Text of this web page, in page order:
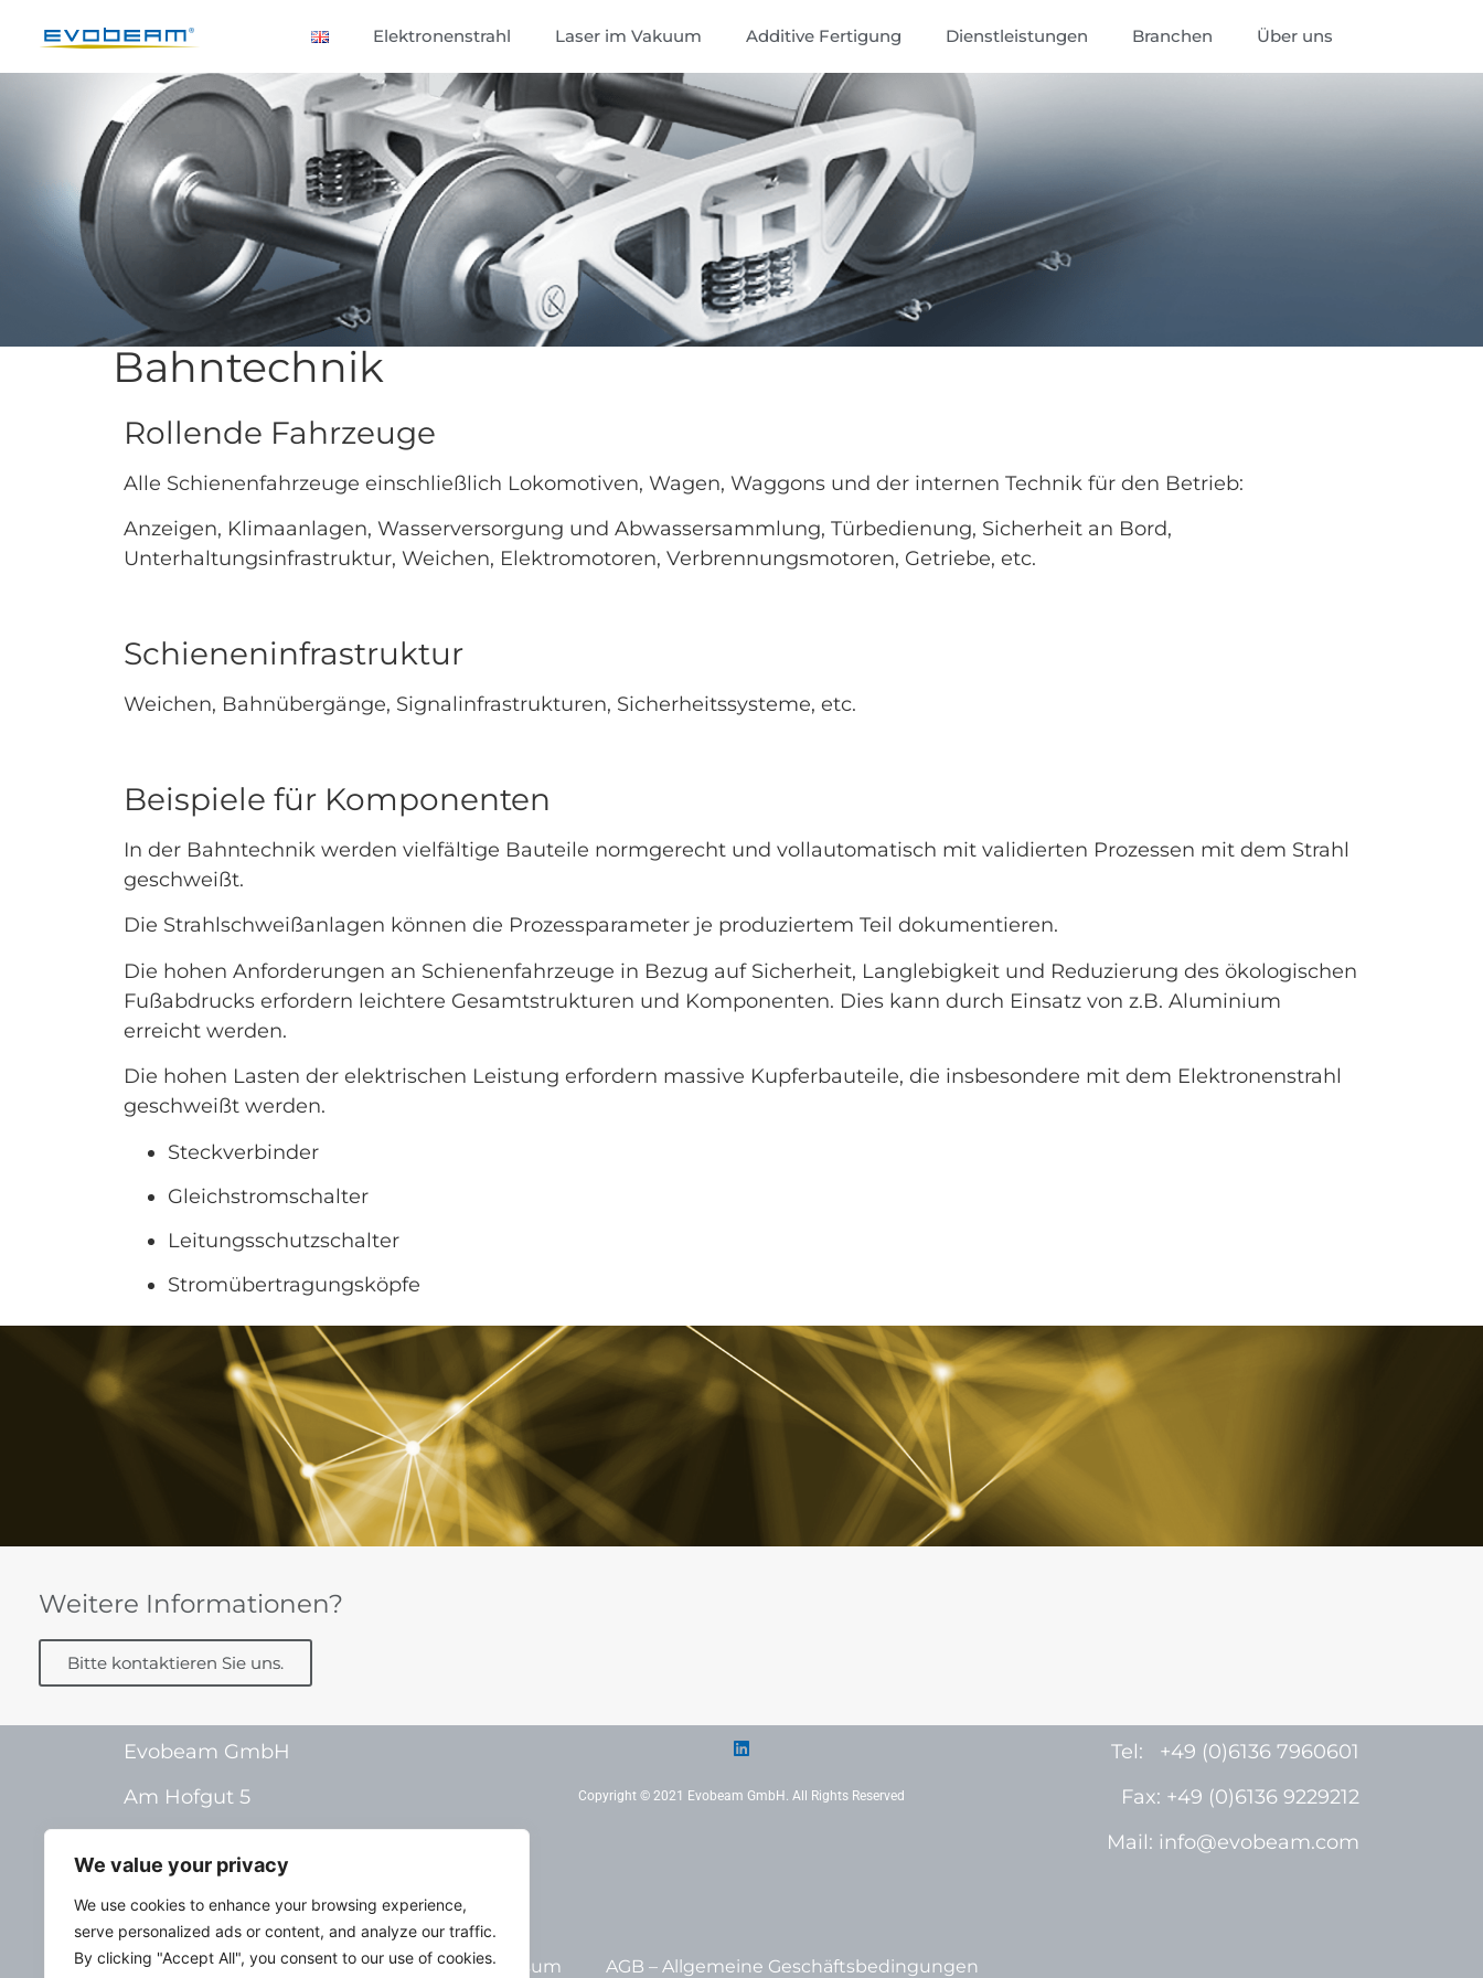
We value your privacy
We use cookies to enhance your browsing experience,
serve personalized ads or content, and analyze our traffic.
By clicking "Accept All", you consent to our use of cookies.
Elektronenstrahl Laser im Vakuum Additive Fertigung Dienstleistungen Branchen Über uns
Bahntechnik
Rollende Fahrzeuge
Alle Schienenfahrzeuge einschließlich Lokomotiven, Wagen, Waggons und der internen Technik für den Betrieb:
Anzeigen, Klimaanlagen, Wasserversorgung und Abwassersammlung, Türbedienung, Sicherheit an Bord,
Unterhaltungsinfrastruktur, Weichen, Elektromotoren, Verbrennungsmotoren, Getriebe, etc.
Schieneninfrastruktur
Weichen, Bahnübergänge, Signalinfrastrukturen, Sicherheitssysteme, etc.
Beispiele für Komponenten
In der Bahntechnik werden vielfältige Bauteile normgerecht und vollautomatisch mit validierten Prozessen mit dem Strahl
geschweißt.
Die Strahlschweißanlagen können die Prozessparameter je produziertem Teil dokumentieren.
Die hohen Anforderungen an Schienenfahrzeuge in Bezug auf Sicherheit, Langlebigkeit und Reduzierung des ökologischen
Fußabdrucks erfordern leichtere Gesamtstrukturen und Komponenten. Dies kann durch Einsatz von z.B. Aluminium
erreicht werden.
Die hohen Lasten der elektrischen Leistung erfordern massive Kupferbauteile, die insbesondere mit dem Elektronenstrahl
geschweißt werden.
Steckverbinder
Gleichstromschalter
Leitungsschutzschalter
Stromübertragungsköpfe
Weitere Informationen?
Bitte kontaktieren Sie uns.
Evobeam GmbH
Am Hofgut 5
Copyright © 2021 Evobeam GmbH. All Rights Reserved
Tel: +49 (0)6136 7960601
Fax: +49 (0)6136 9229212
Mail: info@evobeam.com
English Impressum AGB – Allgemeine Geschäftsbedingungen